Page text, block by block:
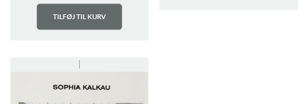
TILFØJ TIL KURV